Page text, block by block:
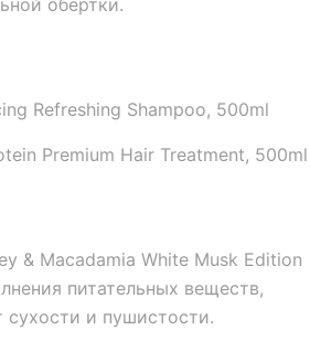
обертки.
Refreshing Shampoo, 500ml
Premium Hair Treatment, 500ml
& Macadamia White Musk Edition
питательных веществ,
сухости и пушистости.